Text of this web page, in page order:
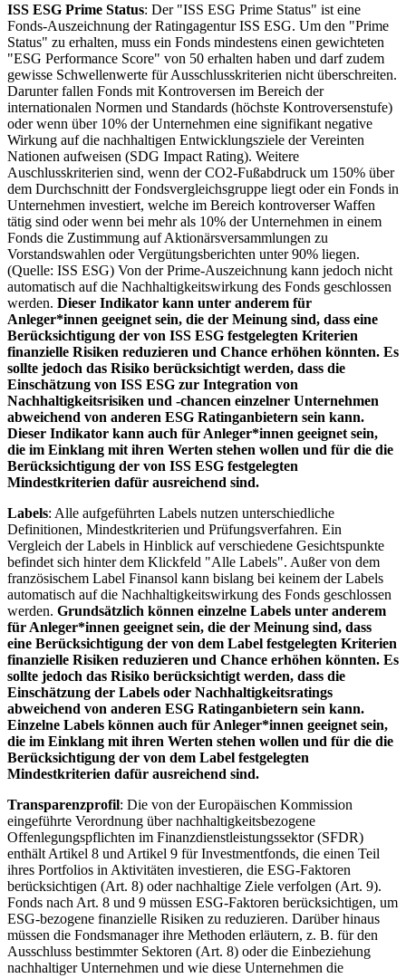
ISS ESG Prime Status: Der "ISS ESG Prime Status" ist eine
Fonds-Auszeichnung der Ratingagentur ISS ESG. Um den "Prime
Status" zu erhalten, muss ein Fonds mindestens einen gewichteten
"ESG Performance Score" von 50 erhalten haben und darf zudem
gewisse Schwellenwerte für Ausschlusskriterien nicht überschreiten.
Darunter fallen Fonds mit Kontroversen im Bereich der
internationalen Normen und Standards (höchste Kontroversenstufe)
oder wenn über 10% der Unternehmen eine signifikant negative
Wirkung auf die nachhaltigen Entwicklungsziele der Vereinten
Nationen aufweisen (SDG Impact Rating). Weitere
Auschlusskriterien sind, wenn der CO2-Fußabdruck um 150% über
dem Durchschnitt der Fondsvergleichsgruppe liegt oder ein Fonds in
Unternehmen investiert, welche im Bereich kontroverser Waffen
tätig sind oder wenn bei mehr als 10% der Unternehmen in einem
Fonds die Zustimmung auf Aktionärsversammlungen zu
Vorstandswahlen oder Vergütungsberichten unter 90% liegen.
(Quelle: ISS ESG) Von der Prime-Auszeichnung kann jedoch nicht
automatisch auf die Nachhaltigkeitswirkung des Fonds geschlossen
werden. Dieser Indikator kann unter anderem für
Anleger*innen geeignet sein, die der Meinung sind, dass eine
Berücksichtigung der von ISS ESG festgelegten Kriterien
finanzielle Risiken reduzieren und Chance erhöhen könnten. Es
sollte jedoch das Risiko berücksichtigt werden, dass die
Einschätzung von ISS ESG zur Integration von
Nachhaltigkeitsrisiken und -chancen einzelner Unternehmen
abweichend von anderen ESG Ratinganbietern sein kann.
Dieser Indikator kann auch für Anleger*innen geeignet sein,
die im Einklang mit ihren Werten stehen wollen und für die die
Berücksichtigung der von ISS ESG festgelegten
Mindestkriterien dafür ausreichend sind.
Labels: Alle aufgeführten Labels nutzen unterschiedliche
Definitionen, Mindestkriterien und Prüfungsverfahren. Ein
Vergleich der Labels in Hinblick auf verschiedene Gesichtspunkte
befindet sich hinter dem Klickfeld "Alle Labels". Außer von dem
französischem Label Finansol kann bislang bei keinem der Labels
automatisch auf die Nachhaltigkeitswirkung des Fonds geschlossen
werden. Grundsätzlich können einzelne Labels unter anderem
für Anleger*innen geeignet sein, die der Meinung sind, dass
eine Berücksichtigung der von dem Label festgelegten Kriterien
finanzielle Risiken reduzieren und Chance erhöhen könnten. Es
sollte jedoch das Risiko berücksichtigt werden, dass die
Einschätzung der Labels oder Nachhaltigkeitsratings
abweichend von anderen ESG Ratinganbietern sein kann.
Einzelne Labels können auch für Anleger*innen geeignet sein,
die im Einklang mit ihren Werten stehen wollen und für die die
Berücksichtigung der von dem Label festgelegten
Mindestkriterien dafür ausreichend sind.
Transparenzprofil: Die von der Europäischen Kommission
eingeführte Verordnung über nachhaltigkeitsbezogene
Offenlegungspflichten im Finanzdienstleistungssektor (SFDR)
enthält Artikel 8 und Artikel 9 für Investmentfonds, die einen Teil
ihres Portfolios in Aktivitäten investieren, die ESG-Faktoren
berücksichtigen (Art. 8) oder nachhaltige Ziele verfolgen (Art. 9).
Fonds nach Art. 8 und 9 müssen ESG-Faktoren berücksichtigen, um
ESG-bezogene finanzielle Risiken zu reduzieren. Darüber hinaus
müssen die Fondsmanager ihre Methoden erläutern, z. B. für den
Ausschluss bestimmter Sektoren (Art. 8) oder die Einbeziehung
nachhaltiger Unternehmen und wie diese Unternehmen die